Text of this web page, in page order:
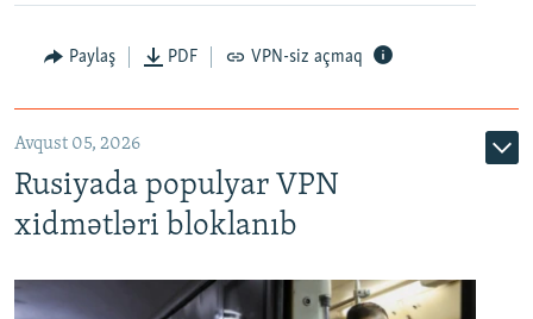
Paylaş PDF VPN-siz açmaq
Avqust 05, 2026
Rusiyada populyar VPN
xidmətləri bloklanıb